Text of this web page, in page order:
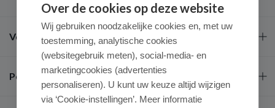
Veel gestelde vragen
Populaire merken
Over de cookies op deze website
Wij gebruiken noodzakelijke cookies en, met uw
toestemming, analytische cookies
(websitegebruik meten), social-media- en
marketingcookies (advertenties
personaliseren). U kunt uw keuze altijd wijzigen
via ‘Cookie-instellingen’. Meer informatie